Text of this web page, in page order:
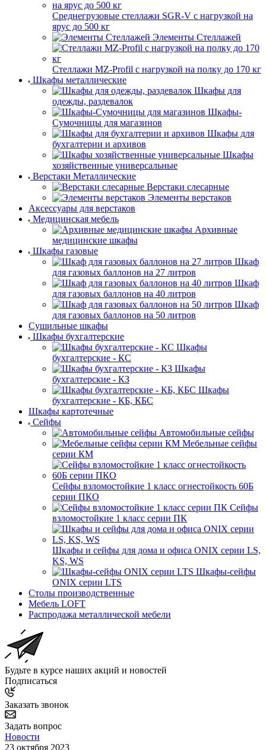
Среднегрузовые стеллажи SGR-V с нагрузкой на
ярус до 500 кг
Элементы Стеллажей
Стеллажи MZ-Profil с нагрузкой на полку до 170 кг
Шкафы металлические
Шкафы для
одежды, раздевалок
Шкафы-
Сумочницы для магазинов
Шкафы для
бухгалтерии и архивов
Шкафы
хозяйственные универсальные
Верстаки Металлические
Верстаки слесарные
Элементы верстаков
Аксессуары для верстаков
Медицинская мебель
Архивные
медицинские шкафы
Шкафы газовые
Шкаф
для газовых баллонов на 27 литров
Шкаф
для газовых баллонов на 40 литров
Шкаф
для газовых баллонов на 50 литров
Сушильные шкафы
Шкафы бухгалтерские
Шкафы
бухгалтерские - КС
Шкафы
бухгалтерские - КЗ
Шкафы
бухгалтерские - КБ, КБС
Шкафы картотечные
Сейфы
Автомобильные сейфы
Мебельные сейфы
серии КМ
Сейфы взломостойкие 1 класс огнестойкость 60Б
серии ПКО
Сейфы
взломостойкие 1 класс серии ПК
Шкафы и сейфы для дома и офиса ONIX серии LS,
KS, WS
Шкафы-сейфы
ONIX серии LTS
Столы производственные
Мебель LOFT
Распродажа металлической мебели
Будьте в курсе наших акций и новостей
Подписаться
Заказать звонок
Задать вопрос
Новости
23 октября 2023